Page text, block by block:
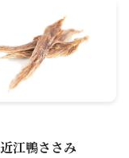
近江鴨ささみ